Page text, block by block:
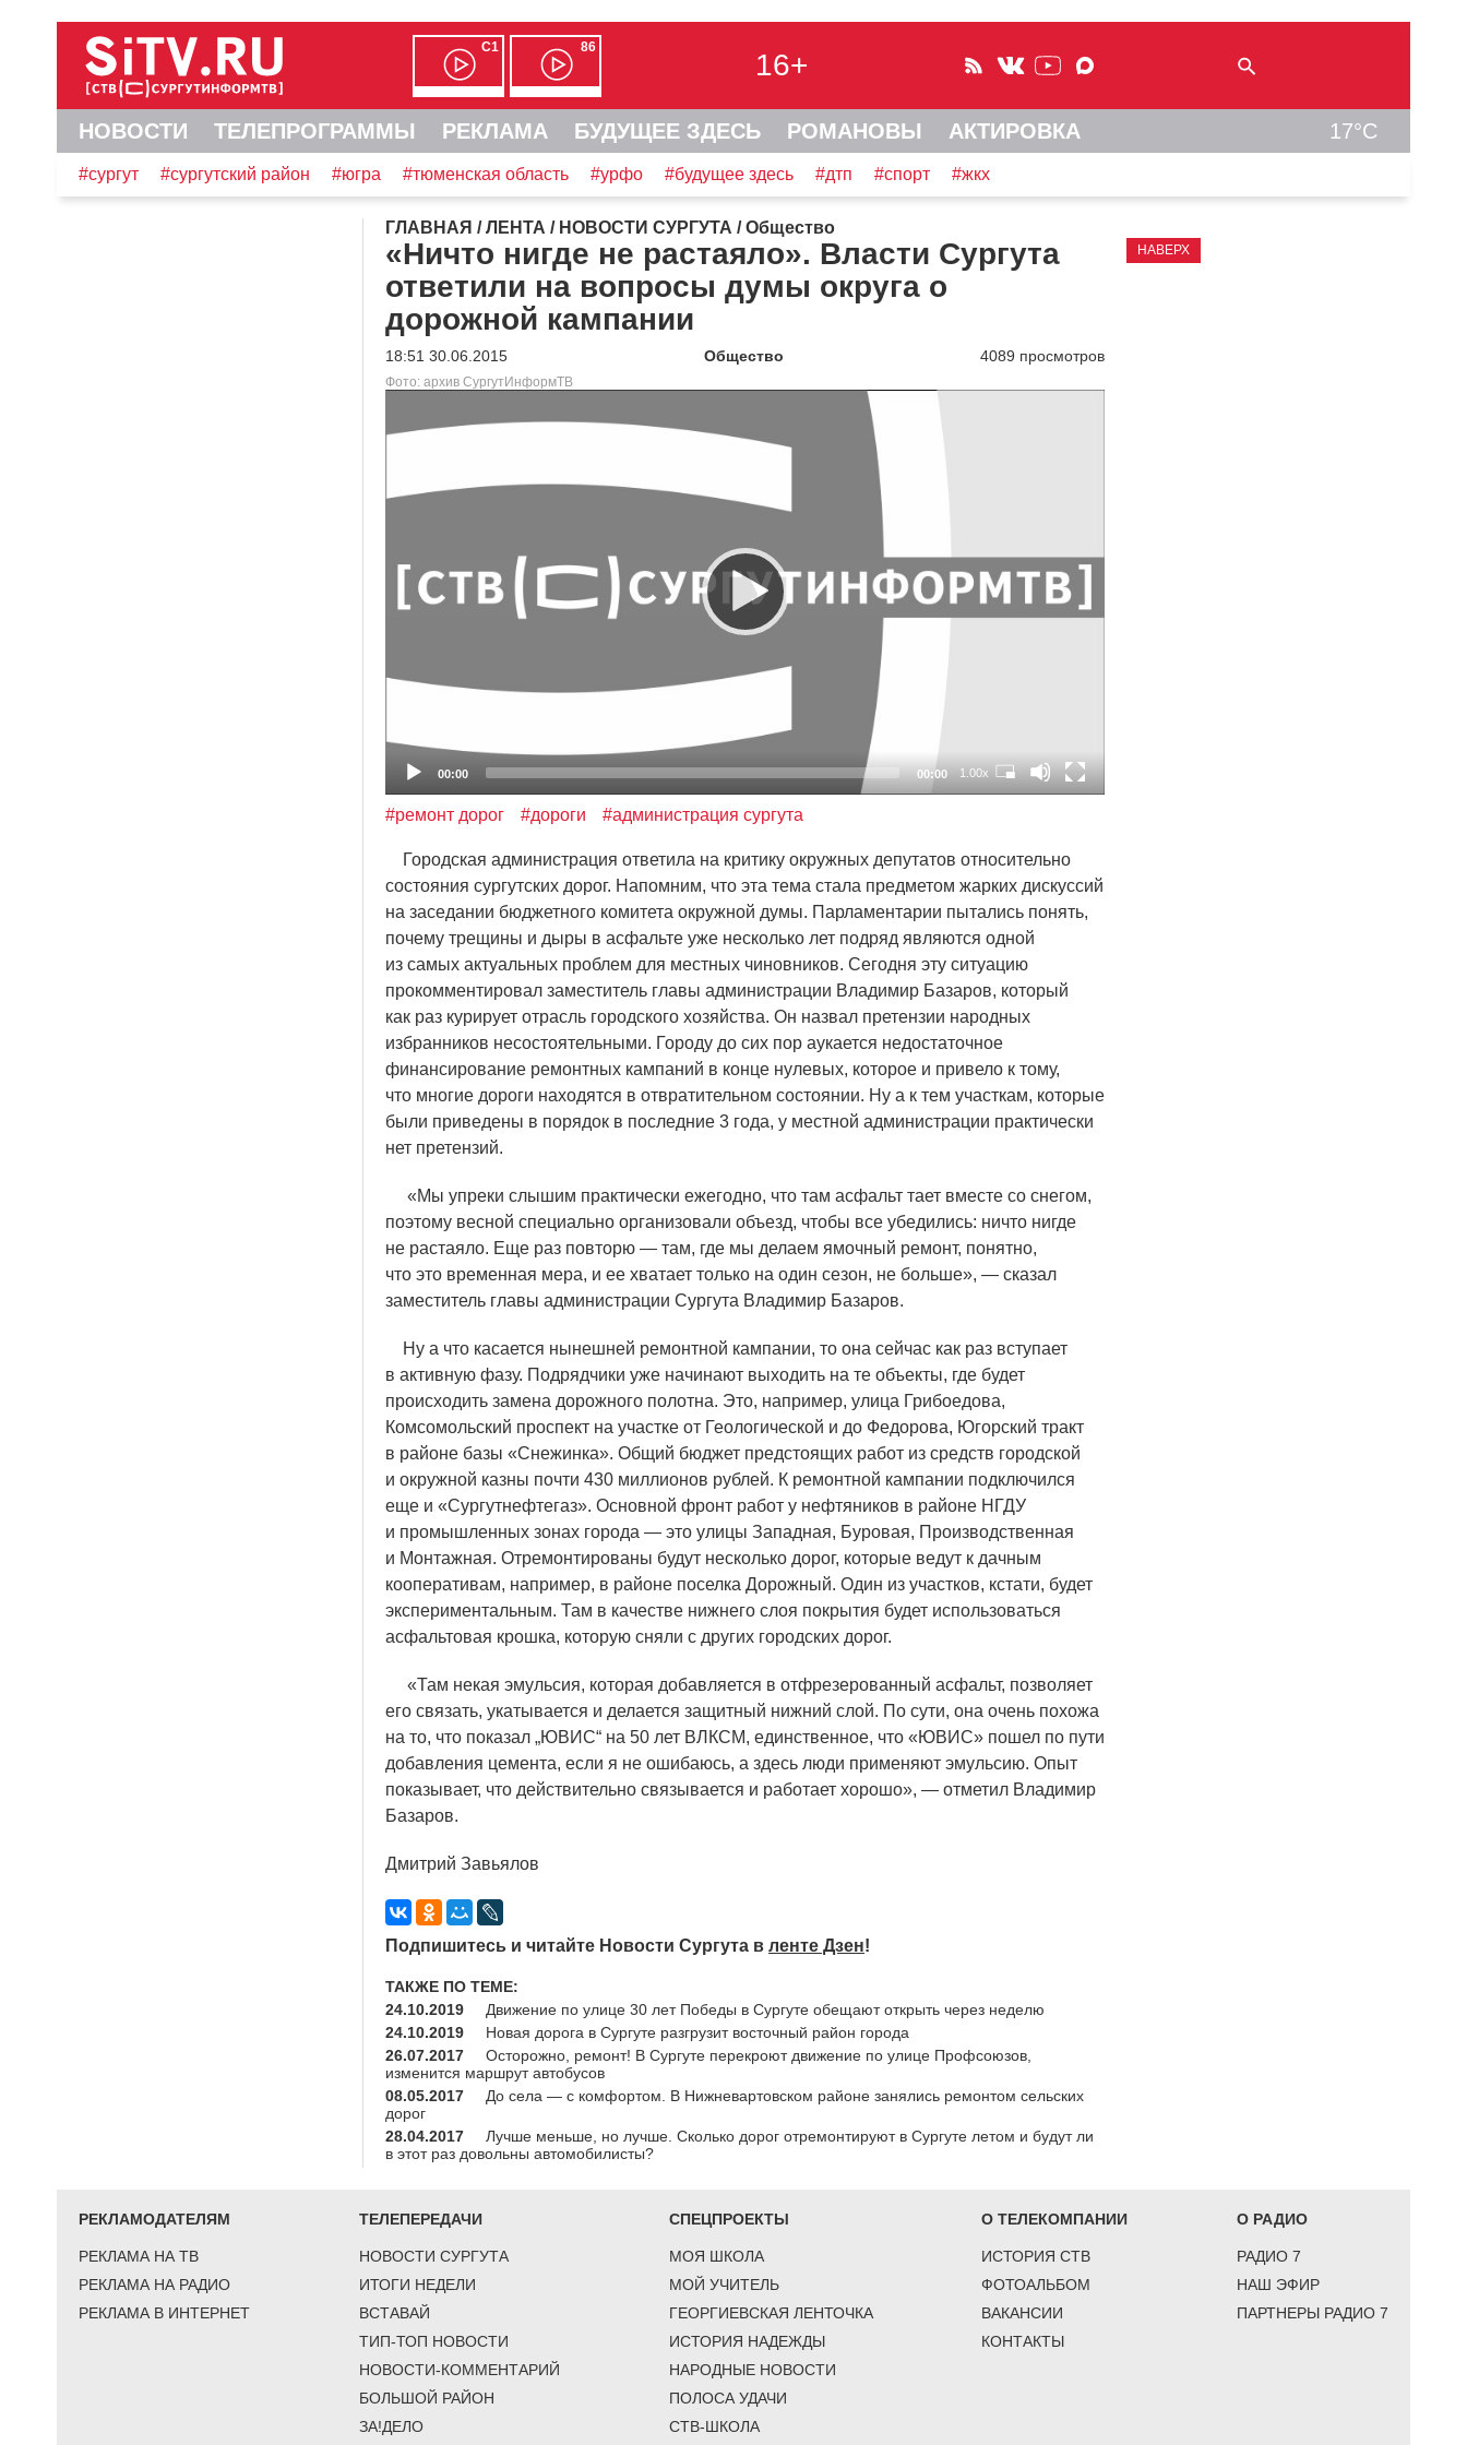
С1 86
16+
НОВОСТИ ТЕЛЕПРОГРАММЫ РЕКЛАМА БУДУЩЕЕ ЗДЕСЬ РОМАНОВЫ АКТИРОВКА 17°C
#сургут #сургутский район #югра #тюменская область #урфо #будущее здесь #дтп #спорт #жкх
ГЛАВНАЯ /ЛЕНТА / НОВОСТИ СУРГУТА /Общество
«Ничто нигде не растаяло». Власти Сургута
ответили на вопросы думы округа о
дорожной кампании
18:51 30.06.2015 Общество 4089 просмотров
Фото: архив СургутИнформТВ
00:00 00:00 1.00x
#ремонт дорог #дороги #администрация сургута
Городская администрация ответила на критику окружных депутатов относительно
состояния сургутских дорог. Напомним, что эта тема стала предметом жарких дискуссий
на заседании бюджетного комитета окружной думы. Парламентарии пытались понять,
почему трещины и дыры в асфальте уже несколько лет подряд являются одной
из самых актуальных проблем для местных чиновников. Сегодня эту ситуацию
прокомментировал заместитель главы администрации Владимир Базаров, который
как раз курирует отрасль городского хозяйства. Он назвал претензии народных
избранников несостоятельными. Городу до сих пор аукается недостаточное
финансирование ремонтных кампаний в конце нулевых, которое и привело к тому,
что многие дороги находятся в отвратительном состоянии. Ну а к тем участкам, которые
были приведены в порядок в последние 3 года, у местной администрации практически
нет претензий.
«Мы упреки слышим практически ежегодно, что там асфальт тает вместе со снегом,
поэтому весной специально организовали объезд, чтобы все убедились: ничто нигде
не растаяло. Еще раз повторю — там, где мы делаем ямочный ремонт, понятно,
что это временная мера, и ее хватает только на один сезон, не больше», — сказал
заместитель главы администрации Сургута Владимир Базаров.
Ну а что касается нынешней ремонтной кампании, то она сейчас как раз вступает
в активную фазу. Подрядчики уже начинают выходить на те объекты, где будет
происходить замена дорожного полотна. Это, например, улица Грибоедова,
Комсомольский проспект на участке от Геологической и до Федорова, Югорский тракт
в районе базы «Снежинка». Общий бюджет предстоящих работ из средств городской
и окружной казны почти 430 миллионов рублей. К ремонтной кампании подключился
еще и «Сургутнефтегаз». Основной фронт работ у нефтяников в районе НГДУ
и промышленных зонах города — это улицы Западная, Буровая, Производственная
и Монтажная. Отремонтированы будут несколько дорог, которые ведут к дачным
кооперативам, например, в районе поселка Дорожный. Один из участков, кстати, будет
экспериментальным. Там в качестве нижнего слоя покрытия будет использоваться
асфальтовая крошка, которую сняли с других городских дорог.
«Там некая эмульсия, которая добавляется в отфрезерованный асфальт, позволяет
его связать, укатывается и делается защитный нижний слой. По сути, она очень похожа
на то, что показал „ЮВИС“ на 50 лет ВЛКСМ, единственное, что «ЮВИС» пошел по пути
добавления цемента, если я не ошибаюсь, а здесь люди применяют эмульсию. Опыт
показывает, что действительно связывается и работает хорошо», — отметил Владимир
Базаров.
Дмитрий Завьялов
Подпишитесь и читайте Новости Сургута в ленте Дзен!
ТАКЖЕ ПО ТЕМЕ:
24.10.2019
Движение по улице 30 лет Победы в Сургуте обещают открыть через неделю
24.10.2019
Новая дорога в Сургуте разгрузит восточный район города
26.07.2017
Осторожно, ремонт! В Сургуте перекроют движение по улице Профсоюзов,
изменится маршрут автобусов
08.05.2017
До села — с комфортом. В Нижневартовском районе занялись ремонтом сельских
дорог
28.04.2017
Лучше меньше, но лучше. Сколько дорог отремонтируют в Сургуте летом и будут ли
в этот раз довольны автомобилисты?
НАВЕРХ
РЕКЛАМОДАТЕЛЯМ
РЕКЛАМА НА ТВ
РЕКЛАМА НА РАДИО
РЕКЛАМА В ИНТЕРНЕТ
ТЕЛЕПЕРЕДАЧИ
НОВОСТИ СУРГУТА
ИТОГИ НЕДЕЛИ
ВСТАВАЙ
ТИП-ТОП НОВОСТИ
НОВОСТИ-КОММЕНТАРИЙ
БОЛЬШОЙ РАЙОН
ЗА!ДЕЛО
СПЕЦПРОЕКТЫ
МОЯ ШКОЛА
МОЙ УЧИТЕЛЬ
ГЕОРГИЕВСКАЯ ЛЕНТОЧКА
ИСТОРИЯ НАДЕЖДЫ
НАРОДНЫЕ НОВОСТИ
ПОЛОСА УДАЧИ
СТВ-ШКОЛА
О ТЕЛЕКОМПАНИИ
ИСТОРИЯ СТВ
ФОТОАЛЬБОМ
ВАКАНСИИ
КОНТАКТЫ
О РАДИО
РАДИО 7
НАШ ЭФИР
ПАРТНЕРЫ РАДИО 7